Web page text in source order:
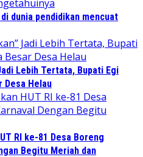
dunia pendidikan mencuat
Lebih Tertata, Bupati Egi
Desa Helau
RI ke-81 Desa Boreng
Begitu Meriah dan